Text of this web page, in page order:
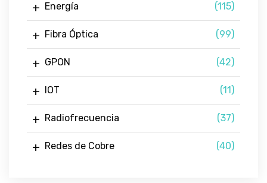
Energía (115)
Fibra Óptica (99)
GPON (42)
IOT (11)
Radiofrecuencia (37)
Redes de Cobre (40)